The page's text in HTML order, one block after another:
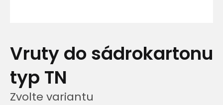
Vruty do sádrokartonu
typ TN
Zvolte variantu